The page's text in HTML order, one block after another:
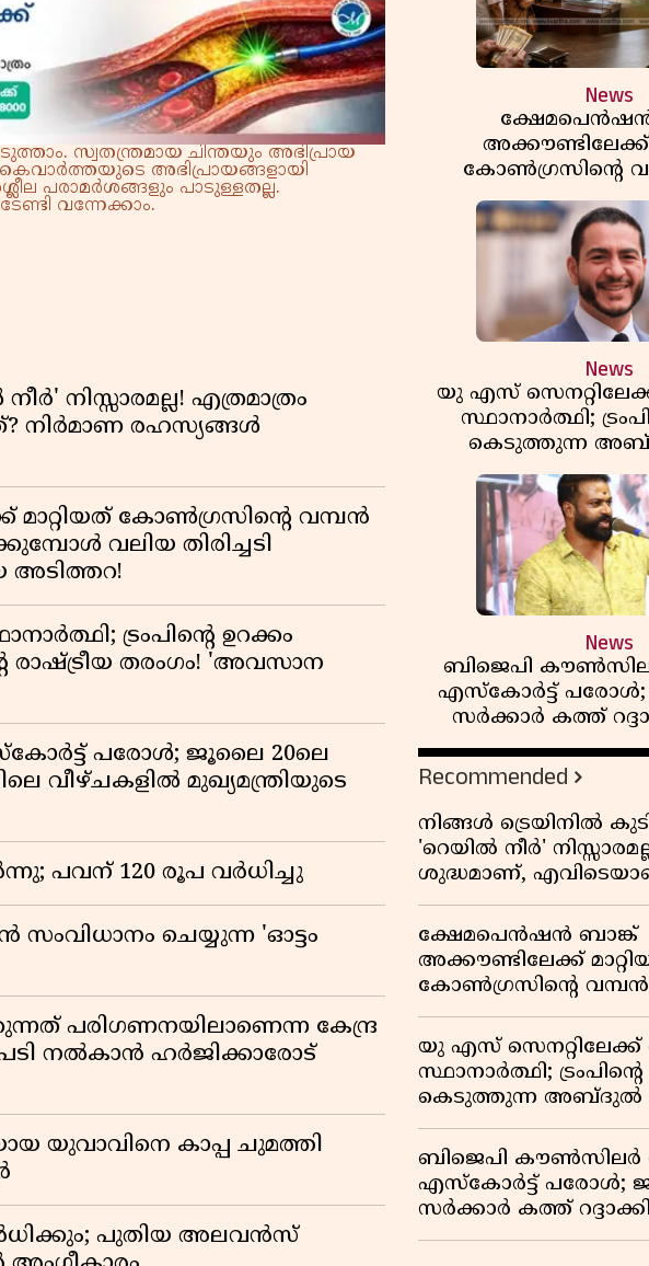
സ്വതന്ത്രമായ ചിന്തയും അഭിപ്രായ
അഭിപ്രായങ്ങളായി
പരാമർശങ്ങളും പാടുള്ളതല്ല.
വന്നേക്കാം.
നിസ്സാരമല്ല! എത്രമാത്രം
നിർമാണ രഹസ്യങ്ങൾ
കോൺഗ്രസിന്റെ വമ്പൻ
വലിയ തിരിച്ചടി
അടിത്തറ!
ട്രംപിന്റെ ഉറക്കം
തരംഗം! 'അവസാന
പരോൾ; ജൂലൈ 20ലെ
വീഴ്ചകളിൽ മുഖ്യമന്ത്രിയുടെ
പവന് 120 രൂപ വര്‍ധിച്ചു
സംവിധാനം ചെയ്യുന്ന 'ഓട്ടം
പരിഗണനയിലാണെന്ന കേന്ദ്ര
നൽകാൻ ഹർജിക്കാരോട്
യുവാവിനെ കാപ്പ ചുമത്തി
പുതിയ അലവൻസ്
News
അക്കൗണ്ടിലേക്ക്
കോൺഗ്രസിന്റെ
സഹകരണ
ഒഴിവാക്കുമ്പോൾ
സിപിഎമ്മിന്?
News
യു എസ്
സ്ഥാനാർത്ഥി;
കെടുത്തുന്ന
സയ്യിദിന്റെ
'അവസാന
പ്രസിഡന്റാകുമോ
News
ബിജെപി
എസ്‌കോർട്ട്
സർക്കാർ കത്ത്
ഫയലിലെ വീഴ്ചകളിൽ
ഓഫീസ്
Recommended
നിങ്ങൾ ട്രെയിനിൽ
'റെയിൽ നീർ'
ശുദ്ധമാണ്,
ഉണ്ടാക്കുന്നത്?
അത്ഭുതപ്പെടുത്തും
ക്ഷേമപെൻഷൻ ബാങ്ക്
അക്കൗണ്ടിലേക്ക്
കോൺഗ്രസിന്റെ
സഹകരണ
ഒഴിവാക്കുമ്പോൾ വലിയ
സിപിഎമ്മിന്?
അടിത്തറ!
യു എസ് സെനറ്റിലേക്ക്
സ്ഥാനാർത്ഥി;
കെടുത്തുന്ന
സയ്യിദിന്റെ രാഷ്ട്രീയ
'അവസാന റിപ്പബ്ലിക്കൻ
പ്രസിഡന്റാകുമോ
ബിജെപി കൗൺസിലർ
എസ്‌കോർട്ട് പരോൾ;
സർക്കാർ കത്ത്
ഫയലിലെ വീഴ്ചകളിൽ